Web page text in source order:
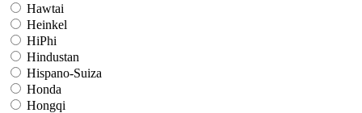
Hawtai
Heinkel
HiPhi
Hindustan
Hispano-Suiza
Honda
Hongqi